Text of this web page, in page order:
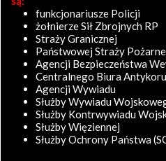
funkcjonariusze Policji
żołnierze Sił Zbrojnych RP
Straży Granicznej
Państwowej Straży
Agencji Bezpieczeństwa
Centralnego Biura
Agencji Wywiadu
Służby Wywiadu
Służby Kontrwywiadu
Służby Więziennej
Służby Ochrony Państwa